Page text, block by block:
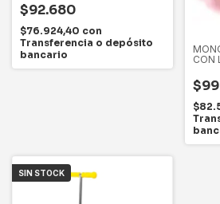
$92.680
$76.924,40 con
Transferencia o depósito
bancario
CON
SIN STOCK